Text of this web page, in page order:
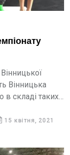
Вінницька
в складі таких
15 квітня, 2021